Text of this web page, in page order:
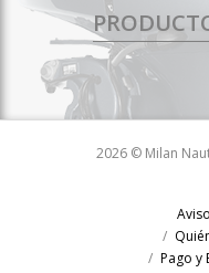
2026 © Milan
Pago y